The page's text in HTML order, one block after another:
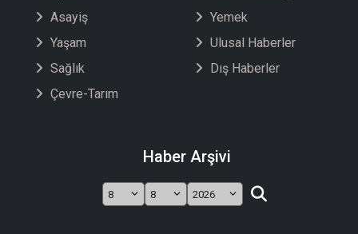
Asayiş
Yaşam
Sağlık
Çevre-Tarım
Yemek
Ulusal Haberler
Dış Haberler
Haber Arşivi